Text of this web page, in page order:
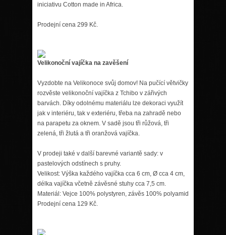
iniciativu Cotton made in Africa.
Prodejní cena 299 Kč.
Velikonoční vajíčka na zavěšení
Vyzdobte na Velikonoce svůj domov! Na pučící větvičky
rozvěste velikonoční vajíčka z Tchibo v zářivých
barvách. Díky odolnému materiálu lze dekoraci využít
jak v interiéru, tak v exteriéru, třeba na zahradě nebo
na parapetu za oknem. V sadě jsou tři růžová, tři
zelená, tři žlutá a tři oranžová vajíčka.
V prodeji také v další barevné variantě sady: v
pastelových odstínech s pruhy.
Velikost: Výška každého vajíčka cca 6 cm, Ø cca 4 cm,
délka vajíčka včetně závěsné stuhy cca 7,5 cm.
Materiál: Vejce 100% polystyren, závěs 100% polyamid
Prodejní cena 129 Kč.